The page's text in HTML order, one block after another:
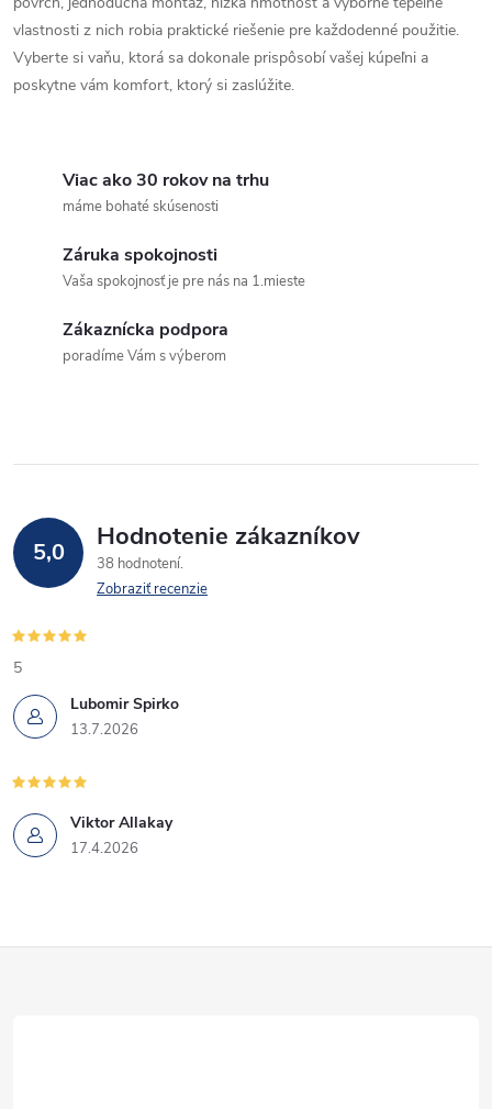
i
s
vlastnosti z nich robia praktické riešenie pre každodenné použitie.
Vyberte si vaňu, ktorá sa dokonale prispôsobí vašej kúpeľni a
poskytne vám komfort, ktorý si zaslúžite.
Viac ako 30 rokov na trhu
máme bohaté skúsenosti
Záruka spokojnosti
Vaša spokojnosť je pre nás na 1.mieste
Zákaznícka podpora
poradíme Vám s výberom
5,0 Hodnotenie zákazníkov
38 hodnotení
Zobraziť recenzie
Lubomir Spirko
13.7.2026
5
Viktor Allakay
17.4.2026